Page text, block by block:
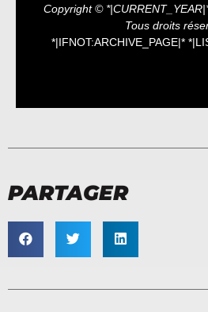
Copyright ©
Tous droits
*|IFNOT:ARCHIVE_PAGE|*
PARTAGER